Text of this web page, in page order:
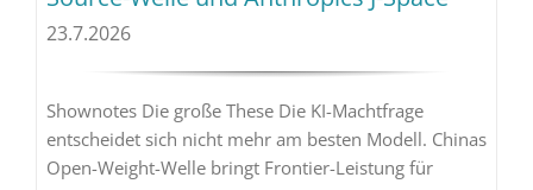
23.7.2026
Shownotes Die große These Die KI-Machtfrage
entscheidet sich nicht mehr am besten Modell. Chinas
Open-Weight-Welle bringt Frontier-Leistung für